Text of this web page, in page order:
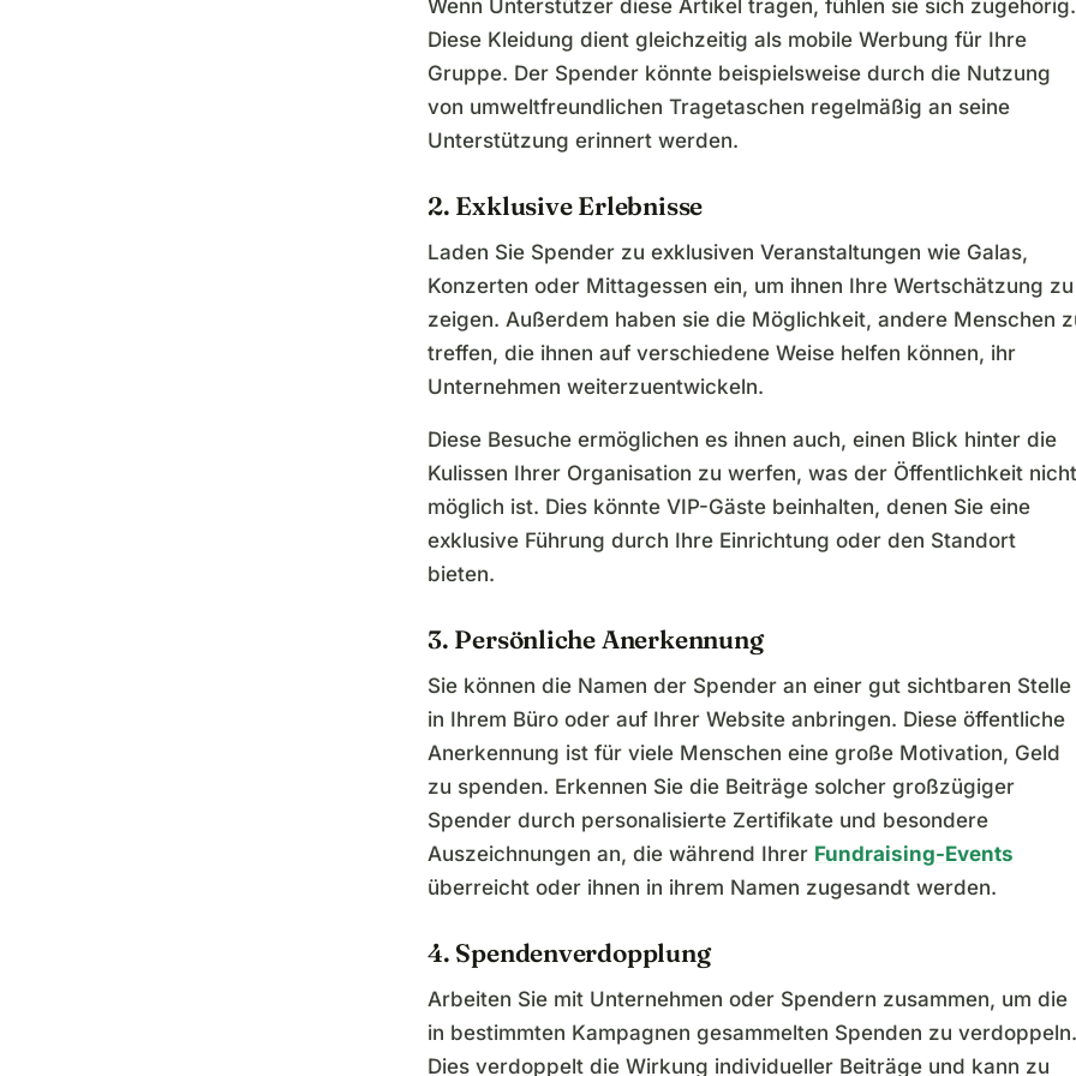
Wenn Unterstützer diese Artikel tragen, fühlen sie sich zugehörig.
Diese Kleidung dient gleichzeitig als mobile Werbung für Ihre
Gruppe. Der Spender könnte beispielsweise durch die Nutzung
von umweltfreundlichen Tragetaschen regelmäßig an seine
Unterstützung erinnert werden.
2. Exklusive Erlebnisse
Laden Sie Spender zu exklusiven Veranstaltungen wie Galas,
Konzerten oder Mittagessen ein, um ihnen Ihre Wertschätzung zu
zeigen. Außerdem haben sie die Möglichkeit, andere Menschen
treffen, die ihnen auf verschiedene Weise helfen können, ihr
Unternehmen weiterzuentwickeln.
Diese Besuche ermöglichen es ihnen auch, einen Blick hinter die
Kulissen Ihrer Organisation zu werfen, was der Öffentlichkeit nicht
möglich ist. Dies könnte VIP-Gäste beinhalten, denen Sie eine
exklusive Führung durch Ihre Einrichtung oder den Standort
bieten.
3. Persönliche Anerkennung
Sie können die Namen der Spender an einer gut sichtbaren Stelle
in Ihrem Büro oder auf Ihrer Website anbringen. Diese öffentliche
Anerkennung ist für viele Menschen eine große Motivation, Geld
zu spenden. Erkennen Sie die Beiträge solcher großzügiger
Spender durch personalisierte Zertifikate und besondere
Auszeichnungen an, die während Ihrer Fundraising-Events
überreicht oder ihnen in ihrem Namen zugesandt werden.
4. Spendenverdopplung
Arbeiten Sie mit Unternehmen oder Spendern zusammen, um die
in bestimmten Kampagnen gesammelten Spenden zu verdoppeln.
Dies verdoppelt die Wirkung individueller Beiträge und kann zu